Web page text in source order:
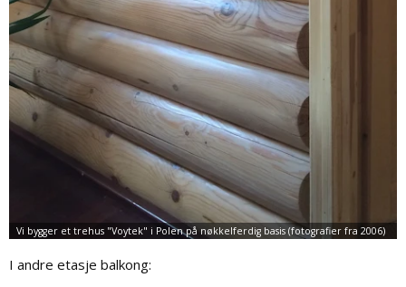
I andre etasje balkong: